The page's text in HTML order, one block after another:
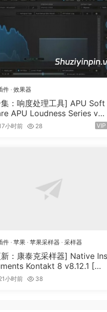
algorithm. With a simple
life-like panoramas
design the
you can have
of the sound sources.
件· 效果器
：响度处理工具] APU Soft
APU Loudness Series v5.
Incl Keygen-R2R [WiN]（5
小时前 28 VIP
件· 苹果· 苹果采样器· 采样器
：康泰克采样器] Native Ins
Kontakt 8 v8.12.1 [Wi
（1.2GB+）
小时前 38